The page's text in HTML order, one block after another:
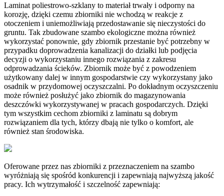
Laminat poliestrowo-szklany to materiał trwały i odporny na
korozję, dzięki czemu zbiorniki nie wchodzą w reakcje z
otoczeniem i uniemożliwiają przedostawanie się nieczystości do
gruntu. Tak zbudowane szambo ekologiczne można również
wykorzystać ponownie, gdy zbiornik przestanie być potrzebny w
przypadku doprowadzenia kanalizacji do działki lub podjęcia
decyzji o wykorzystaniu innego rozwiązania z zakresu
odprowadzania ścieków. Zbiornik może być z powodzeniem
użytkowany dalej w innym gospodarstwie czy wykorzystany jako
osadnik w przydomowej oczyszczalni. Po dokładnym oczyszczeniu
może również posłużyć jako zbiornik do magazynowania
deszczówki wykorzystywanej w pracach gospodarczych. Dzięki
tym wszystkim cechom zbiorniki z laminatu są dobrym
rozwiązaniem dla tych, którzy dbają nie tylko o komfort, ale
również stan środowiska.
Oferowane przez nas zbiorniki z przeznaczeniem na szambo
wyróżniają się spośród konkurencji i zapewniają najwyższą jakość
pracy. Ich wytrzymałość i szczelność zapewniają: